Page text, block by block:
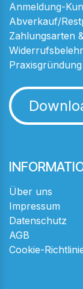
Anmeldung-
Abverkauf/
Zahlungsarten
Über uns
Impressum
Datenschutz
AGB
Cookie-